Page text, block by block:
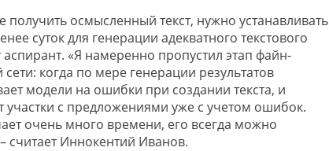
осмысленный текст, нужно устанавливать
суток для генерации адекватного текстового
«Я намеренно пропустил этап файн-
когда по мере генерации результатов
модели на ошибки при создании текста, и
участки с предложениями уже с учетом ошибок.
очень много времени, его всегда можно
считает Иннокентий Иванов.